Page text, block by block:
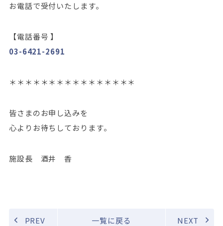
お電話で受付いたします。
【電話番号 】
03-6421-2691
＊＊＊＊＊＊＊＊＊＊＊＊＊＊＊＊
皆さまのお申し込みを
心よりお待ちしております。
施設長 酒井 香
PREV 一覧に戻る NEXT